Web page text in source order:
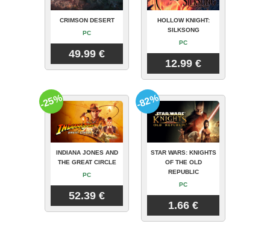
CRIMSON DESERT
PC
49.99 €
HOLLOW KNIGHT:
SILKSONG
PC
12.99 €
INDIANA JONES AND
THE GREAT CIRCLE
PC
52.39 €
-25%
STAR WARS: KNIGHTS
OF THE OLD
REPUBLIC
PC
1.66 €
-82%